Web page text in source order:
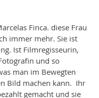
Finca. diese Frau
immer mehr. Sie ist
Ist Filmregisseurin,
und so
man im Bewegten
Bild machen kann.  Ihr
gemacht und sie